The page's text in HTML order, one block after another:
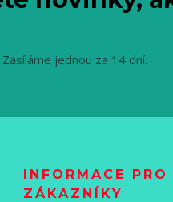
jednou za 14 dní.
INFORMACE PRO
ZÁKAZNÍKY